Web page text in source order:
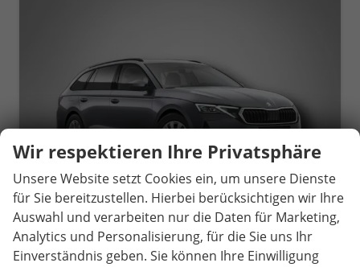
Skoda Octavia Combi
Wir respektieren Ihre Privatsphäre
Unsere Website setzt Cookies ein, um unsere Dienste
für Sie bereitzustellen. Hierbei berücksichtigen wir Ihre
Auswahl und verarbeiten nur die Daten für Marketing,
Analytics und Personalisierung, für die Sie uns Ihr
Einverständnis geben. Sie können Ihre Einwilligung